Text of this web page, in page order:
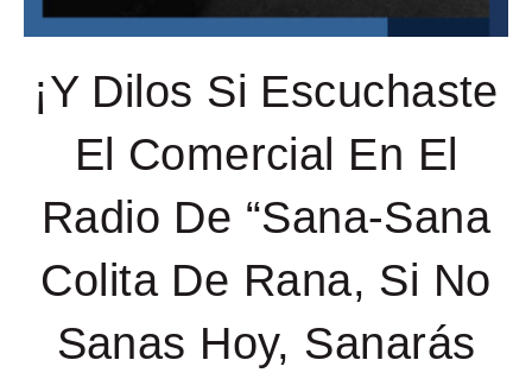
¡Y Dilos Si Escuchaste
El Comercial En El
Radio De “Sana-Sana
Colita De Rana, Si No
Sanas Hoy, Sanarás